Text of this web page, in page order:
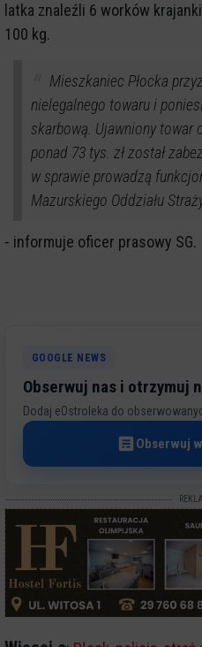
latka znaleźli 6 worków
100 kg.
Mieszkaniec Płocka
nielegalnego towaru i
skarbową. Ujawniony towar
ponad 73 tys. zł został
w sprawie prowadzą
Mazurskiego Oddziału
- informuje oficer prasowy SG.
GOOGLE NEWS
Obserwuj nas i otrzymuj
Dodaj eOstroleka do
Obserwuj